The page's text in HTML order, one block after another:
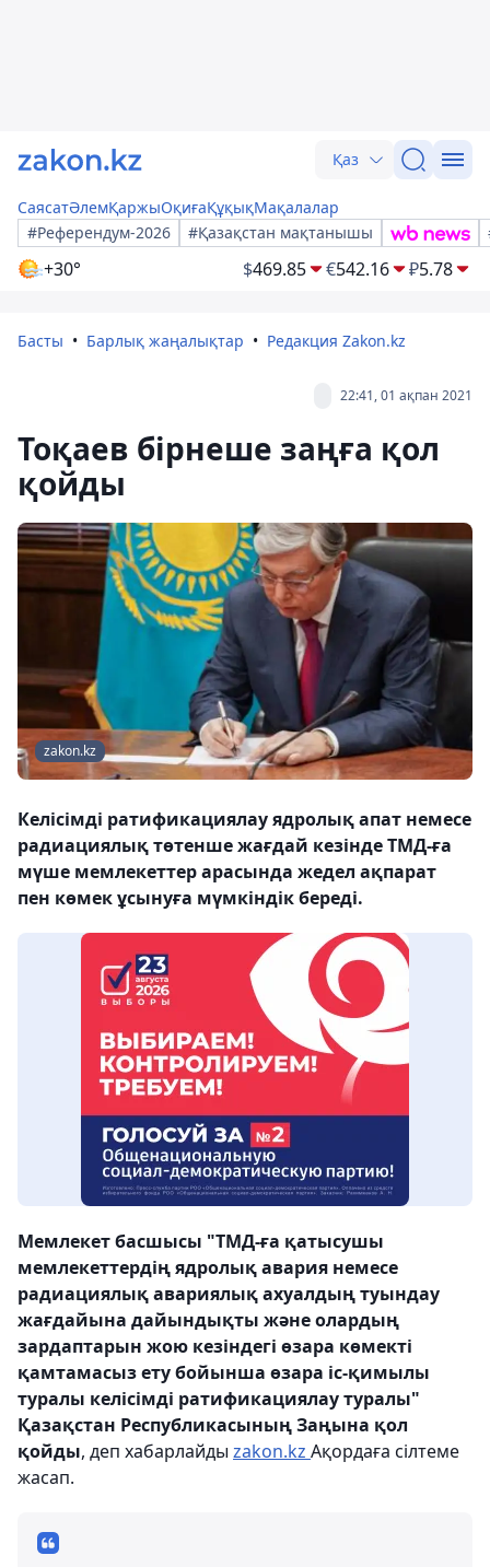
Қаз
СаясатӘлемҚаржыОқиғаҚұқықМақалалар
#Референдум-2026
#Қазақстан мақтанышы
+30° $469.85 €542.16 ₽5.78
Басты Барлық жаңалықтар Редакция Zakon.kz
22:41, 01 ақпан 2021
Тоқаев бірнеше заңға қол
қойды
zakon.kz
Келісімді ратификациялау ядролық апат немесе
радиациялық төтенше жағдай кезінде ТМД-ға
мүше мемлекеттер арасында жедел ақпарат
пен көмек ұсынуға мүмкіндік береді.
Мемлекет басшысы "ТМД-ға қатысушы
мемлекеттердің ядролық авария немесе
радиациялық авариялық ахуалдың туындау
жағдайына дайындықты және олардың
зардаптарын жою кезіндегі өзара көмекті
қамтамасыз ету бойынша өзара іс-қимылы
туралы келісімді ратификациялау туралы"
Қазақстан Республикасының Заңына қол
қойды, деп хабарлайды zakon.kz Ақордаға сілтеме
жасап.